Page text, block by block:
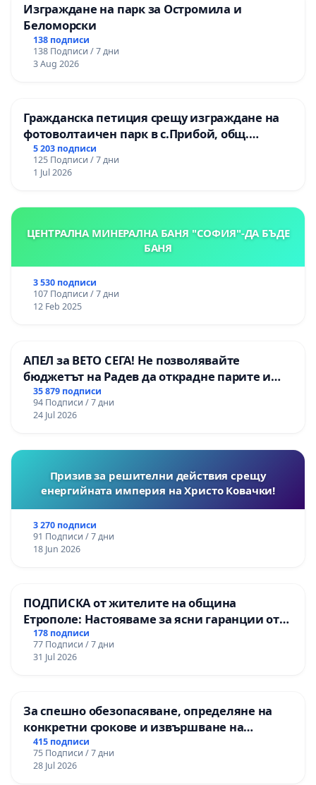
Изграждане на парк за Остромила и
Беломорски
138 подписи
138 Подписи / 7 дни
3 Aug 2026
Гражданска петиция срещу изграждане на
фотоволтаичен парк в с.Прибой, общ.
Радомир
5 203 подписи
125 Подписи / 7 дни
1 Jul 2026
ЦЕНТРАЛНА МИНЕРАЛНА БАНЯ "СОФИЯ"-ДА БЪДЕ
БАНЯ
3 530 подписи
107 Подписи / 7 дни
12 Feb 2025
АПЕЛ за ВЕТО СЕГА! Не позволявайте
бюджетът на Радев да открадне парите и
правата ни в тъмното
35 879 подписи
94 Подписи / 7 дни
24 Jul 2026
Призив за решителни действия срещу
енергийната империя на Христо Ковачки!
3 270 подписи
91 Подписи / 7 дни
18 Jun 2026
ПОДПИСКА от жителите на община
Етрополе: Настояваме за ясни гаранции от
“Елаците-МЕД” АД и от държавата, че ще се
изпълнят всички екологични норми!
178 подписи
77 Подписи / 7 дни
31 Jul 2026
За спешно обезопасяване, определяне на
конкретни срокове и извършване на
цялостна рехабилитация на
републиканския път между пътен възел АМ
„Тракия“ - гр. Ихтиман - с. Мирово - к.к.
415 подписи
75 Подписи / 7 дни
28 Jul 2026